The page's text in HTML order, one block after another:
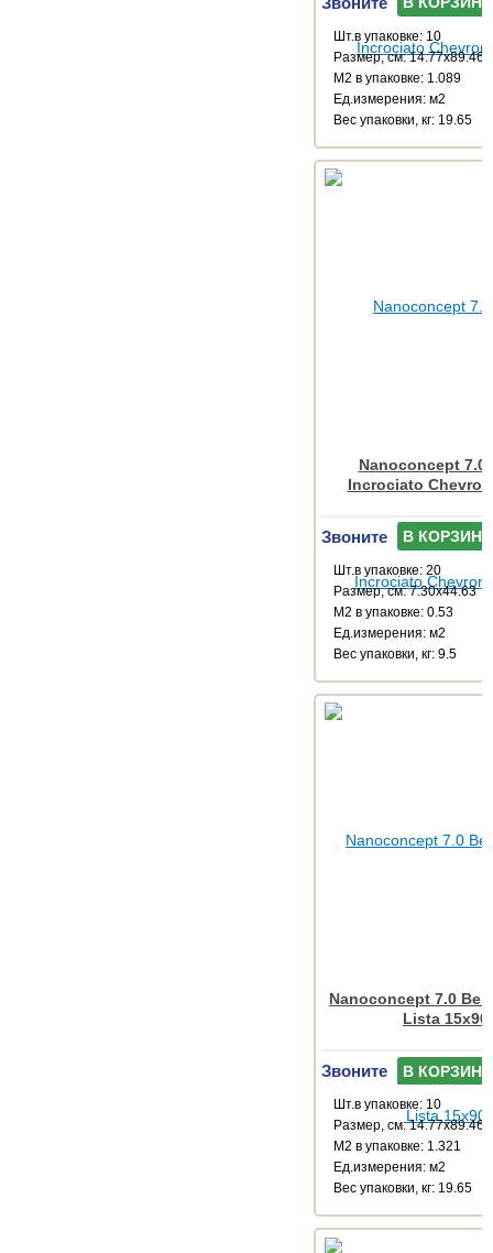
Шт.в упаковке: 10
Размер, см: 14.77x89.46
М2 в упаковке: 1.089
Ед.измерения: м2
Веc упаковки, кг: 19.65
Nanoconcept 7.0
Incrociato
Звоните В КОРЗИНУ
Шт.в упаковке: 20
Размер, см: 7.30x44.63
М2 в упаковке: 0.53
Ед.измерения: м2
Веc упаковки, кг: 9.5
Nanoconcept 7.0
Lista 15x90
Звоните В КОРЗИНУ
Шт.в упаковке: 10
Размер, см: 14.77x89.46
М2 в упаковке: 1.321
Ед.измерения: м2
Веc упаковки, кг: 19.65